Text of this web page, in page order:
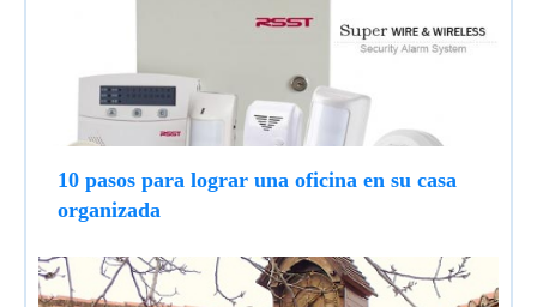
10 pasos para lograr una oficina en su casa
organizada